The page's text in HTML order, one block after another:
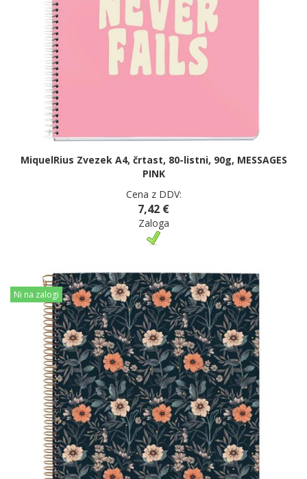
MiquelRius Zvezek A4, črtast, 80-listni, 90g, MESSAGES
PINK
Cena z DDV:
7,42 €
Zaloga
Ni na zalogi